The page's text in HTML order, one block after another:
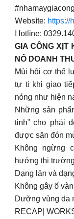
𝖶еbѕ𝗂tе: https://
𝖧оtⅼ𝗂nе:
GIA CÔNG XỊT
NỔ DOANH
Mùi hôi cơ thể
tự ti khi giao
nóng như hiện
Những sản
tinh” cho phái
được săn đón
Không ngừng
hướng thị
Dạng lăn và
Không gây ố
Dưỡng vùng da
RECAP|